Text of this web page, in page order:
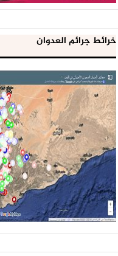
خرائط جرائم العدوان